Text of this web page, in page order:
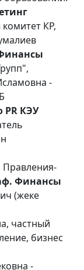
КР,
-
PR КЭУ
Финансы
(жеке
частный
бизнес
-